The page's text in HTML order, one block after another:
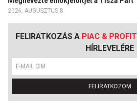
2026. AUGUSZTUS 8.
FELIRATKOZÁS A PIAC & PROFIT
HÍRLEVELÉRE
FELIRATKOZOM